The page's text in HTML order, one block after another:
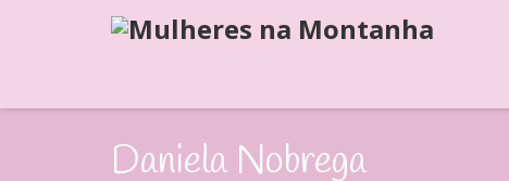
Daniela Nobrega